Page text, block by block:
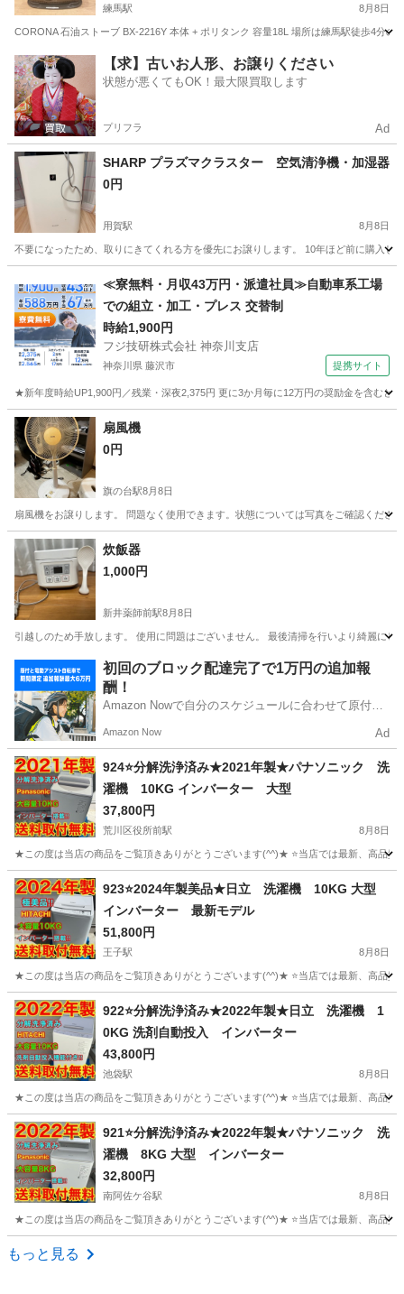
練馬駅 8月8日
CORONA 石油ストーブ BX-2216Y 本体 + ポリタンク 容量18L 場所は練馬駅徒歩4分
東京 練馬区 練馬駅 季節、空調家電 CORONA
【求】古いお人形、お譲りください
状態が悪くてもOK！最大限買取します
プリフラ Ad
SHARP プラズマクラスター 空気清浄機・加湿器
0円
用賀駅 8月8日
不要になったため、取りにきてくれる方を優先にお譲りします。 10年ほど前に購入
用賀駅 季節、空調家電
≪寮無料・月収43万円・派遣社員≫自動車系工場
での組立・加工・プレス 交替制
時給1,900円
フジ技研株式会社 神奈川支店
神奈川県 藤沢市 提携サイト
★新年度時給UP1,900円／残業・深夜2,375円 更に3か月毎に12万円の奨励金を含む
神奈川 藤沢市 その他
扇風機
0円
旗の台駅8月8日
扇風機をお譲りします。 問題なく使用できます。状態については写真をご確認くだ
東京 大田区 旗の台駅
炊飯器
1,000円
新井薬師前駅8月8日
引越しのため手放します。 使用に問題はございません。 最後清掃を行いより綺麗に
新井薬師前駅 キッチン家電
初回のブロック配達完了で1万円の追加報
酬！
Amazon Nowで自分のスケジュールに合わせて原付や
う！
Amazon Now Ad
924⭐️分解洗浄済み★2021年製★パナソニック 洗
濯機 10KG インバーター 大型
37,800円
荒川区役所前駅 8月8日
★この度は当店の商品をご覧頂きありがとうございます(^^)★ ⭐️当店では最新、高品
東京 荒川区 荒川区役所前駅 生活家電 インバーター
923⭐️2024年製美品★日立 洗濯機 10KG 大型
インバーター 最新モデル
51,800円
王子駅 8月8日
★この度は当店の商品をご覧頂きありがとうございます(^^)★ ⭐️当店では最新、高品
東京 北区 生活家電 インバーター
922⭐️分解洗浄済み★2022年製★日立 洗濯機 1
0KG 洗剤自動投入 インバーター
43,800円
池袋駅 8月8日
★この度は当店の商品をご覧頂きありがとうございます(^^)★ ⭐️当店では最新、高品
東京 豊島区 池袋駅 生活家電 インバーター
921⭐️分解洗浄済み★2022年製★パナソニック 洗
濯機 8KG 大型 インバーター
32,800円
南阿佐ケ谷駅 8月8日
★この度は当店の商品をご覧頂きありがとうございます(^^)★ ⭐️当店では最新、高品
東京 杉並区
もっと見る